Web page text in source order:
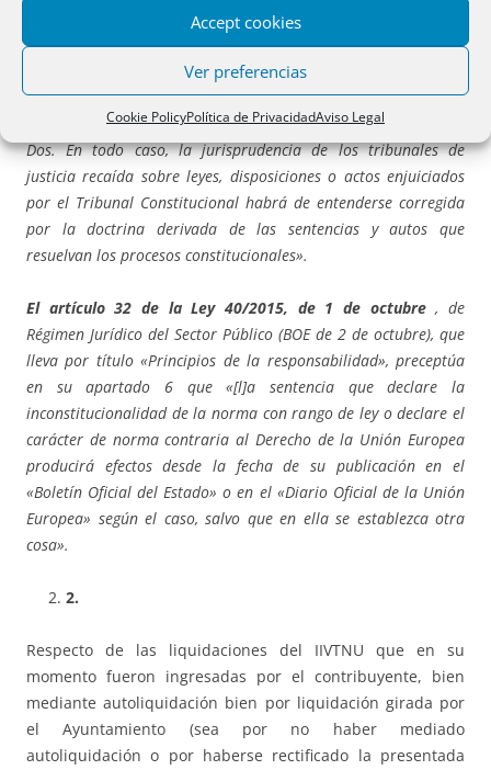
Accept cookies
Ver preferencias
Cookie PolicyPolítica de PrivacidadAviso Legal
procedimiento sancionador en que, como consecuencia de la
nulidad de la norma aplicada, resulte una reducción de la pena
o de la sanción o una exclusión, exención o limitación de la
responsabilidad.
Dos. En todo caso, la jurisprudencia de los tribunales de
justicia recaída sobre leyes, disposiciones o actos enjuiciados
por el Tribunal Constitucional habrá de entenderse corregida
por la doctrina derivada de las sentencias y autos que
resuelvan los procesos constitucionales».
El artículo 32 de la Ley 40/2015, de 1 de octubre, de
Régimen Jurídico del Sector Público (BOE de 2 de octubre), que
lleva por título «Principios de la responsabilidad», preceptúa
en su apartado 6 que «[l]a sentencia que declare la
inconstitucionalidad de la norma con rango de ley o declare el
carácter de norma contraria al Derecho de la Unión Europea
producirá efectos desde la fecha de su publicación en el
«Boletín Oficial del Estado» o en el «Diario Oficial de la Unión
Europea» según el caso, salvo que en ella se establezca otra
cosa».
2.
Respecto de las liquidaciones del IIVTNU que en su
momento fueron ingresadas por el contribuyente, bien
mediante autoliquidación bien por liquidación girada por
el Ayuntamiento (sea por no haber mediado
autoliquidación o por haberse rectificado la presentada